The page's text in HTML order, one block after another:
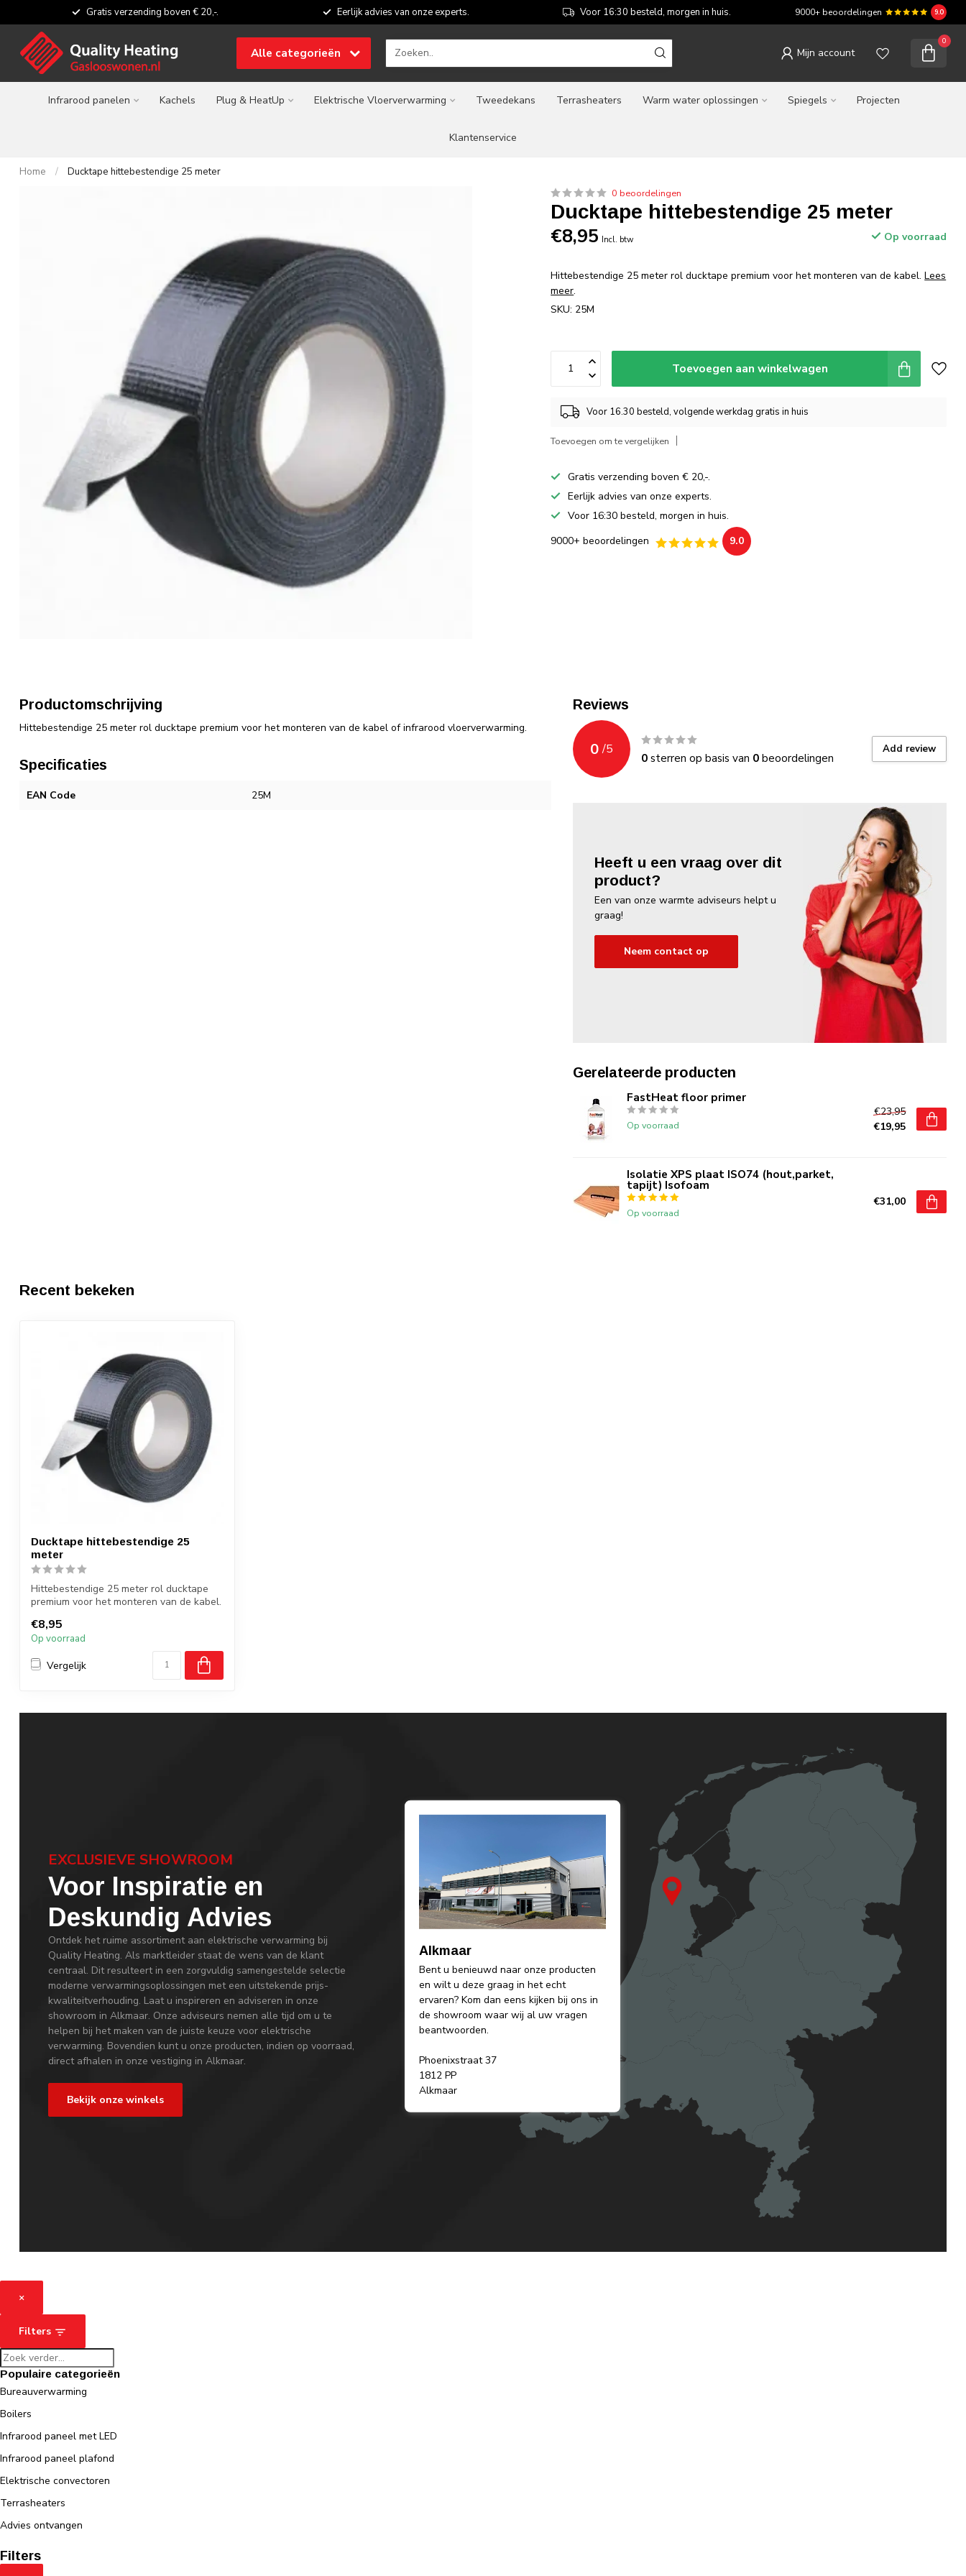
Gratis verzending boven € 20,-. Eerlijk advies van onze experts. Voor 16:30 besteld, morgen in huis. 9000+ beoordelingen 9.0
Alle categorieën Mijn account
0
Infrarood panelen Kachels Plug & HeatUp Elektrische Vloerverwarming Tweedekans Terrasheaters Warm water oplossingen Spiegels Projecten
Klantenservice
Home / Ducktape hittebestendige 25 meter
0 beoordelingen
Ducktape hittebestendige 25 meter
€8,95 Incl. btw Op voorraad
Hittebestendige 25 meter rol ducktape premium voor het monteren van de kabel.Lees
meer.
SKU: 25M
Toevoegen aan winkelwagen
Voor 16.30 besteld, volgende werkdag gratis in huis
Toevoegen om te vergelijken
Gratis verzending boven € 20,-.
Eerlijk advies van onze experts.
Voor 16:30 besteld, morgen in huis.
9000+ beoordelingen
9.0
Productomschrijving
Hittebestendige 25 meter rol ducktape premium voor het monteren van de kabel of infrarood vloerverwarming.
Specificaties
EAN Code 25M
Reviews
0 /5
0sterren op basis van 0beoordelingen
Add review
Heeft u een vraag over dit
product?
Een van onze warmte adviseurs helpt u
graag!
Neem contact op
Gerelateerde producten
FastHeat floor primer
Op voorraad
€23,95
€19,95
Isolatie XPS plaat ISO74 (hout,parket,
tapijt) Isofoam
Op voorraad
€31,00
Recent bekeken
Ducktape hittebestendige 25
meter
Hittebestendige 25 meter rol ducktape
premium voor het monteren van de kabel.
€8,95
Op voorraad
Vergelijk
EXCLUSIEVE SHOWROOM
Voor Inspiratie en
Deskundig Advies
Ontdek het ruime assortiment aan elektrische verwarming bij
Quality Heating. Als marktleider staat de wens van de klant
centraal. Dit resulteert in een zorgvuldig samengestelde selectie
moderne verwarmingsoplossingen met een uitstekende prijs-
kwaliteitverhouding. Laat u inspireren en adviseren in onze
showroom in Alkmaar. Onze adviseurs nemen alle tijd om u te
helpen bij het maken van de juiste keuze voor elektrische
verwarming. Bovendien kunt u onze producten, indien op voorraad,
direct afhalen in onze vestiging in Alkmaar.
Bekijk onze winkels
Alkmaar
Bent u benieuwd naar onze producten
en wilt u deze graag in het echt
ervaren? Kom dan eens kijken bij ons in
de showroom waar wij al uw vragen
beantwoorden.
Phoenixstraat 37
1812 PP
Alkmaar
×
Filters
Populaire categorieën
Bureauverwarming
Boilers
Infrarood paneel met LED
Infrarood paneel plafond
Elektrische convectoren
Terrasheaters
Advies ontvangen
Filters